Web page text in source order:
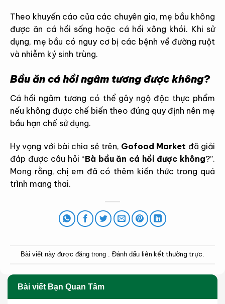
Theo khuyến cáo của các chuyên gia, mẹ bầu không
được ăn cá hồi sống hoặc cá hồi xông khói. Khi sử
dụng, mẹ bầu có nguy cơ bị các bệnh về đường ruột
và nhiễm ký sinh trùng.
Bầu ăn cá hồi ngâm tương được không?
Cá hồi ngâm tương có thể gây ngộ độc thực phẩm
nếu không được chế biến theo đúng quy định nên mẹ
bầu hạn chế sử dụng.
Hy vọng với bài chia sẻ trên, Gofood Market đã giải
đáp được câu hỏi “Bà bầu ăn cá hồi được không?”.
Mong rằng, chị em đã có thêm kiến thức trong quá
trình mang thai.
Bài viết này được đăng trong . Đánh dấu liên kết thường trực.
Bài viết Bạn Quan Tâm